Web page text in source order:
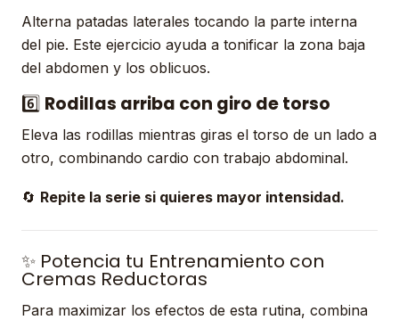
Alterna patadas laterales tocando la parte interna
del pie. Este ejercicio ayuda a tonificar la zona baja
del abdomen y los oblicuos.
6️⃣ Rodillas arriba con giro de torso
Eleva las rodillas mientras giras el torso de un lado a
otro, combinando cardio con trabajo abdominal.
🔄 Repite la serie si quieres mayor intensidad.
✨ Potencia tu Entrenamiento con
Cremas Reductoras
Para maximizar los efectos de esta rutina, combina